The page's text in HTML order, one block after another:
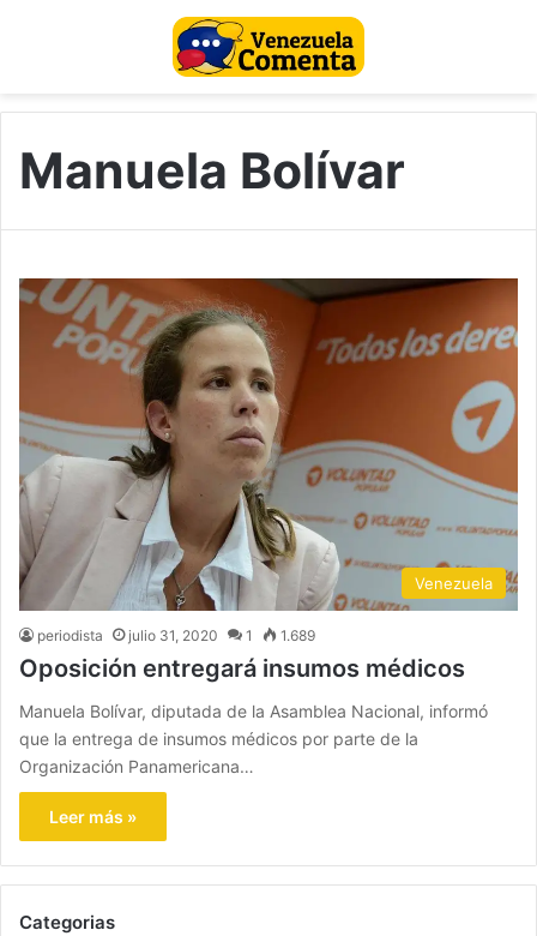
Manuela Bolívar
Venezuela
periodista julio 31, 2020 1 1.689
Oposición entregará insumos médicos
Manuela Bolívar, diputada de la Asamblea Nacional, informó
que la entrega de insumos médicos por parte de la
Organización Panamericana…
Leer más »
Categorias